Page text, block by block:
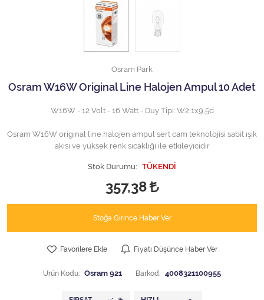
Osram Park
Osram W16W Original Line Halojen Ampul 10 Adet
W16W - 12 Volt - 16 Watt - Duy Tipi: W2,1x9,5d
Osram W16W original line halojen ampul sert cam teknolojisi sabit ışık
akısı ve yüksek renk sıcaklığı ile etkileyicidir
Stok Durumu: TÜKENDİ
357,38
Stoğa Girince Haber Ver
Favorilere Ekle Fiyatı Düşünce Haber Ver
Ürün Kodu: Osram 921 Barkod: 4008321100955